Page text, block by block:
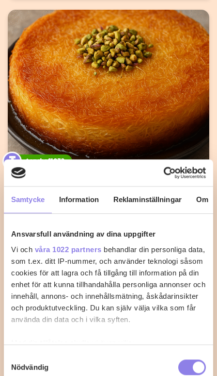
Samtycke Information Reklaminställningar Om
Ansvarsfull användning av dina uppgifter
Vi och våra 1022 partners behandlar din personliga data,
som t.ex. ditt IP-nummer, och använder teknologi såsom
cookies för att lagra och få tillgång till information på din
enhet för att kunna tillhandahålla personliga annonser och
innehåll, annons- och innehållsmätning, åskådarinsikter
och produktutveckling. Du kan själv välja vilka som får
använda din data och i vilka syften.
Med din tillåtelse skulle vi även vilja:
som kan ha en noggrannhet på upp till flera meter
Nödvändig
T topchef1972
Knafeh med Mascarpone
Mellan Österns delikata bakverk gjord med
marscapone
1 0